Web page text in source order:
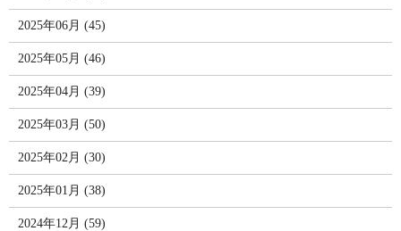
2025年06月 (45)
2025年05月 (46)
2025年04月 (39)
2025年03月 (50)
2025年02月 (30)
2025年01月 (38)
2024年12月 (59)